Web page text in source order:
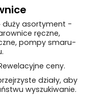
duży asortyment -
ręczne,
pompy smaru-
ceny.
działy, aby
wyszukiwanie.